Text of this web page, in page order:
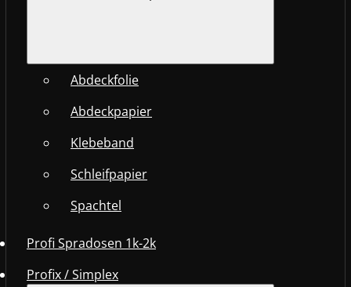
Abdeckfolie
Abdeckpapier
Klebeband
Schleifpapier
Spachtel
Profi Spradosen 1k-2k
Profix / Simplex